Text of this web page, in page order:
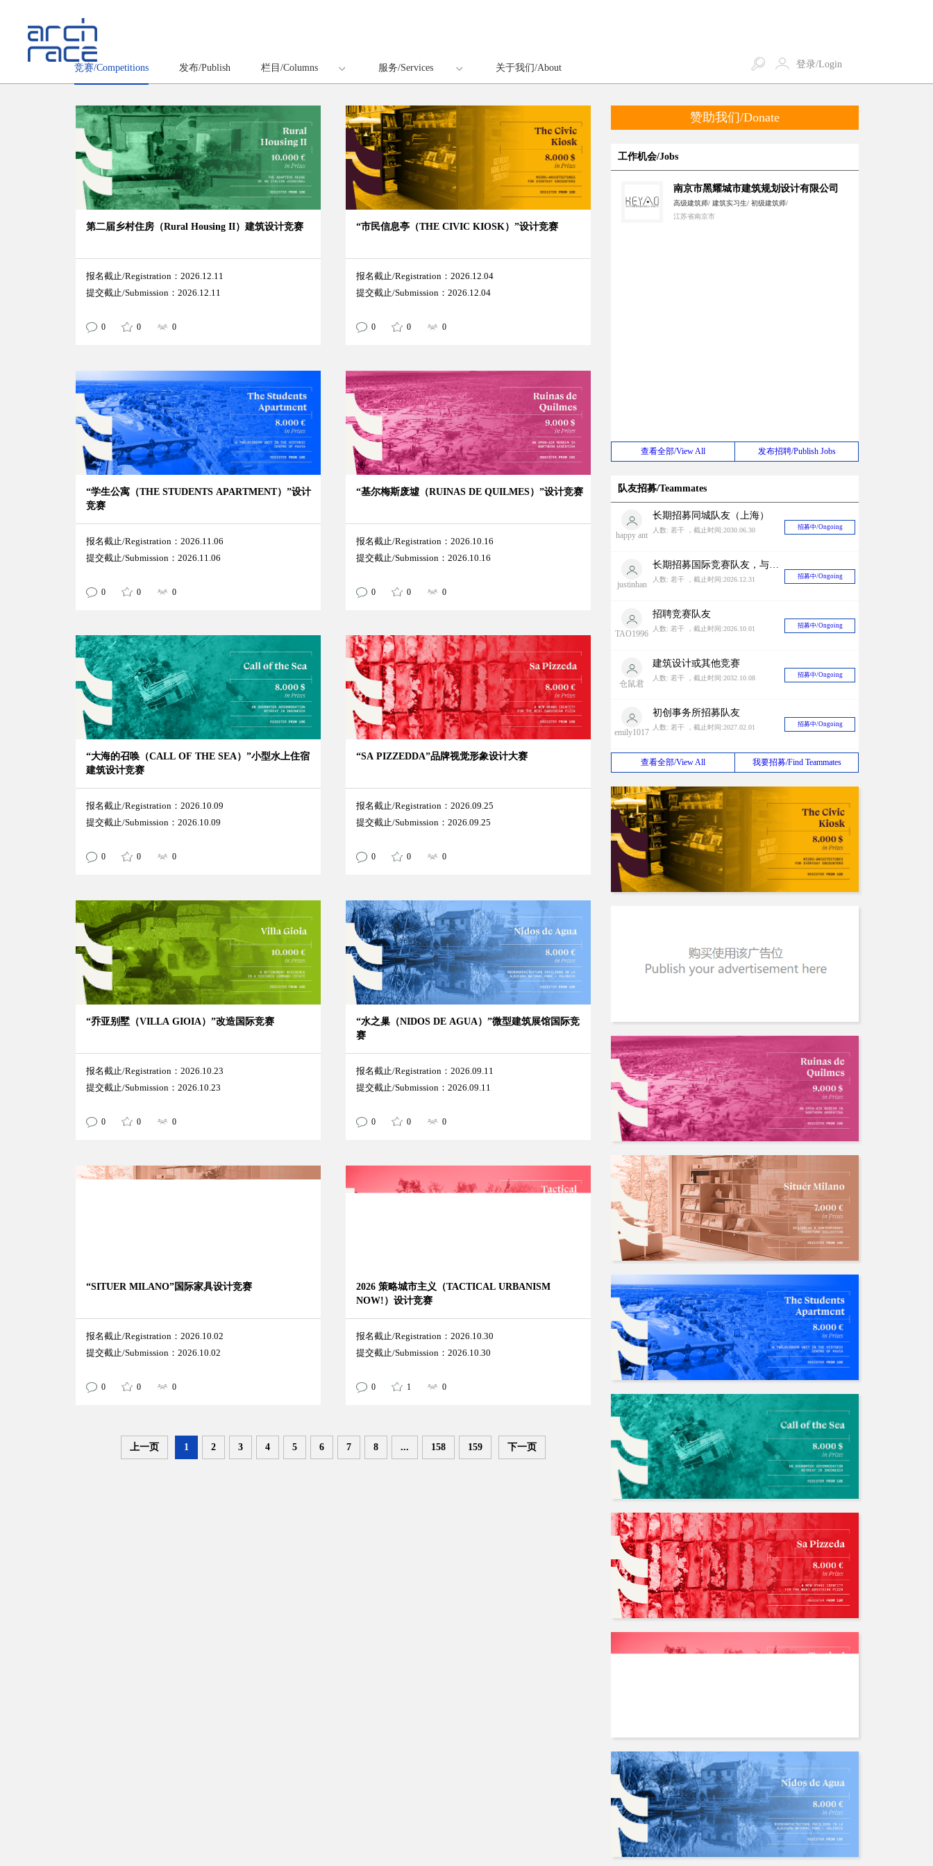
竞赛/Competitions 发布/Publish 栏目/Columns 服务/Services 关于我们/About 登录/Login
第二届乡村住房（Rural Housing II）建筑设计竞赛
报名截止/Registration：2026.12.11
提交截止/Submission：2026.12.11
0 0 0
“市民信息亭（THE CIVIC KIOSK）”设计竞赛
报名截止/Registration：2026.12.04
提交截止/Submission：2026.12.04
0 0 0
“学生公寓（THE STUDENTS APARTMENT）”设计
竞赛
报名截止/Registration：2026.11.06
提交截止/Submission：2026.11.06
0 0 0
“基尔梅斯废墟（RUINAS DE QUILMES）”设计竞赛
报名截止/Registration：2026.10.16
提交截止/Submission：2026.10.16
0 0 0
“大海的召唤（CALL OF THE SEA）”小型水上住宿
建筑设计竞赛
报名截止/Registration：2026.10.09
提交截止/Submission：2026.10.09
0 0 0
“SA PIZZEDDA”品牌视觉形象设计大赛
报名截止/Registration：2026.09.25
提交截止/Submission：2026.09.25
0 0 0
“乔亚别墅（VILLA GIOIA）”改造国际竞赛
报名截止/Registration：2026.10.23
提交截止/Submission：2026.10.23
0 0 0
“水之巢（NIDOS DE AGUA）”微型建筑展馆国际竞
赛
报名截止/Registration：2026.09.11
提交截止/Submission：2026.09.11
0 0 0
“SITUER MILANO”国际家具设计竞赛
报名截止/Registration：2026.10.02
提交截止/Submission：2026.10.02
0 0 0
2026 策略城市主义（TACTICAL URBANISM
NOW!）设计竞赛
报名截止/Registration：2026.10.30
提交截止/Submission：2026.10.30
0 1 0
上一页 1 2 3 4 5 6 7 8 ... 158 159 下一页
赞助我们/Donate
工作机会/Jobs
南京市黑耀城市建筑规划设计有限公司
高级建筑师/ 建筑实习生/ 初级建筑师/
江苏省南京市
查看全部/View All 发布招聘/Publish Jobs
队友招募/Teammates
happy ant
长期招募同城队友（上海）
人数: 若干 ，截止时间:2030.06.30 招募中/Ongoing
justinhan
长期招募国际竞赛队友，与国内外很多zbf有稳定关系中奖率有一定保障！
人数: 若干 ，截止时间:2026.12.31 招募中/Ongoing
TAO1996
招聘竞赛队友
人数: 若干 ，截止时间:2026.10.01 招募中/Ongoing
仓鼠君
建筑设计或其他竞赛
人数: 若干 ，截止时间:2032.10.08 招募中/Ongoing
emily1017
初创事务所招募队友
人数: 若干 ，截止时间:2027.02.01 招募中/Ongoing
甲级设计院长期寻找竞赛合作对象
招募中/Ongoing
peijunfei
海外设计团队BD合作
人数: 若干 ，截止时间:2030.03.12 招募中/Ongoing
wzq191315
设计师组队
人数: 若干 ，截止时间:2027.08.15 招募中/Ongoing
国内外竞赛长期招队友
人数: 若干 ，截止时间:2028.04.06 招募中/Ongoing
查看全部/View All 我要招募/Find Teammates